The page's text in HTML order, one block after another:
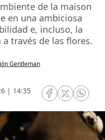
de la maison
en una ambiciosa
e, incluso, la
través de las flores.
Gentleman
| 14:35
RRSS Facebook
RRSSRRSS